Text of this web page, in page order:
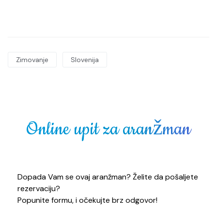
Zimovanje Slovenija
Online upit za aranžman
Dopada Vam se ovaj aranžman? Želite da pošaljete
rezervaciju?
Popunite formu, i očekujte brz odgovor!